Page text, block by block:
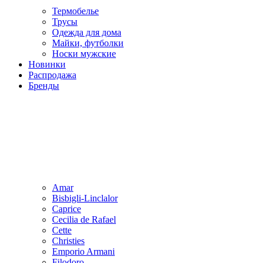
Термобелье
Трусы
Одежда для дома
Майки, футболки
Носки мужские
Новинки
Распродажа
Бренды
Amar
Bisbigli-Linclalor
Caprice
Cecilia de Rafael
Cette
Christies
Emporio Armani